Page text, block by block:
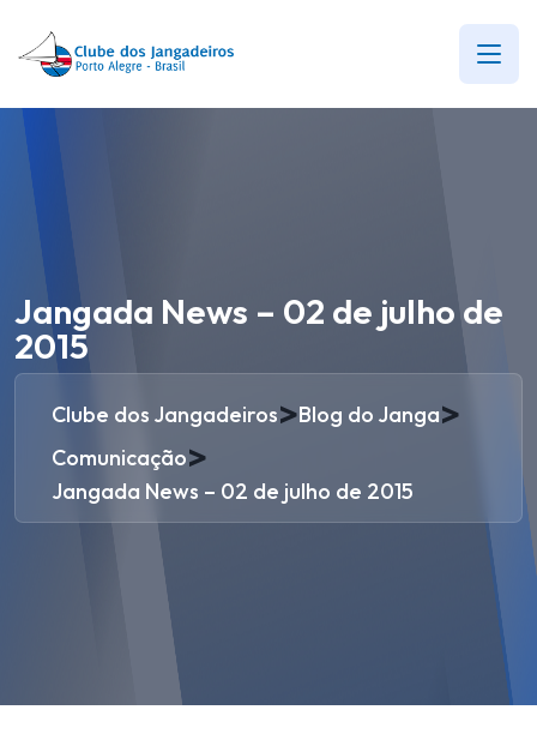
Jangada News – 02 de julho de
2015
Clube dos Jangadeiros>Blog do Janga>
Comunicação>
Jangada News – 02 de julho de 2015